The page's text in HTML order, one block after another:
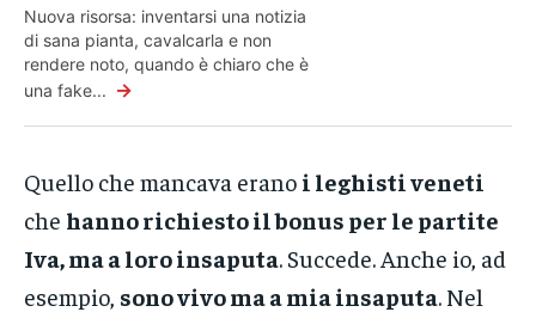
Nuova risorsa: inventarsi una notizia
di sana pianta, cavalcarla e non
rendere noto, quando è chiaro che è
una fake... →
Quello che mancava erano i leghisti veneti
che hanno richiesto il bonus per le partite
Iva, ma a loro insaputa. Succede. Anche io, ad
esempio, sono vivo ma a mia insaputa. Nel